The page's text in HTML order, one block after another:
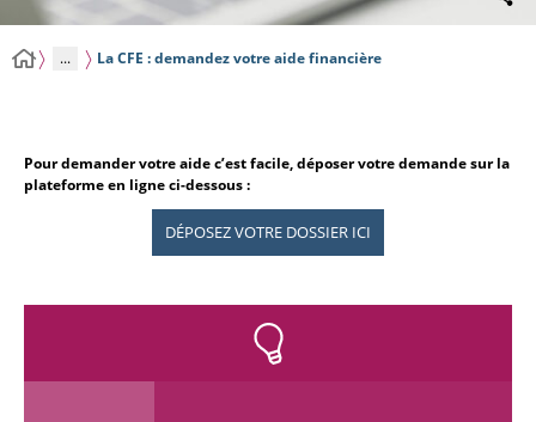
... La CFE : demandez votre aide financière
Pour demander votre aide c’est facile, déposer votre demande sur la
plateforme en ligne ci-dessous :
DÉPOSEZ VOTRE DOSSIER ICI